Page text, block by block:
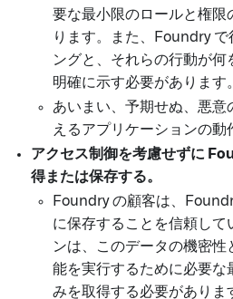
要な最小限のロールと権限
ります。また、Foundry で
ングと、それらの行動が何
明確に示す必要があります。
あいまい、予期せぬ、悪
えるアプリケーションの動
アクセス制御を考慮せずに
得または保存する。
Foundry の顧客は、
に保存することを信頼して
ンは、このデータの機密
能を実行するために必要な
みを取得する必要がありま